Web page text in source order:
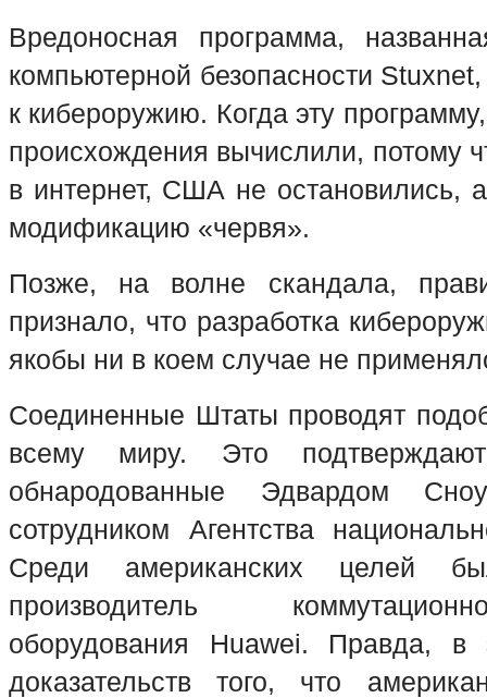
Вредоносная программа,
компьютерной безопасности
к кибероружию. Когда эту
происхождения вычислили, потому
в интернет, США не остановились,
модификацию «червя».
Позже, на волне скандала,
признало, что разработка
якобы ни в коем случае не
Соединенные Штаты проводят
всему миру. Это
обнародованные Эдвардом
сотрудником Агентства
Среди американских целей
производитель
оборудования Huawei. Правда, в
доказательств того, что